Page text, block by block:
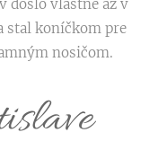
došlo vlastne až v
stal koníčkom pre
nosičom.